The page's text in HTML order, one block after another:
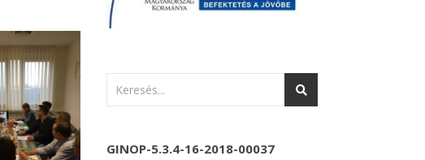
GINOP-5.3.4-16-2018-00037